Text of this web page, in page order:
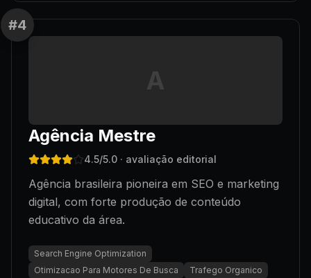
#4
A
Agência Mestre
4.5/5.0 · avaliação editorial
Agência brasileira pioneira em SEO e marketing
digital, com forte produção de conteúdo
educativo da área.
Search Engine Optimization
Otimizacao Para Motores De Busca
Trafego Organico